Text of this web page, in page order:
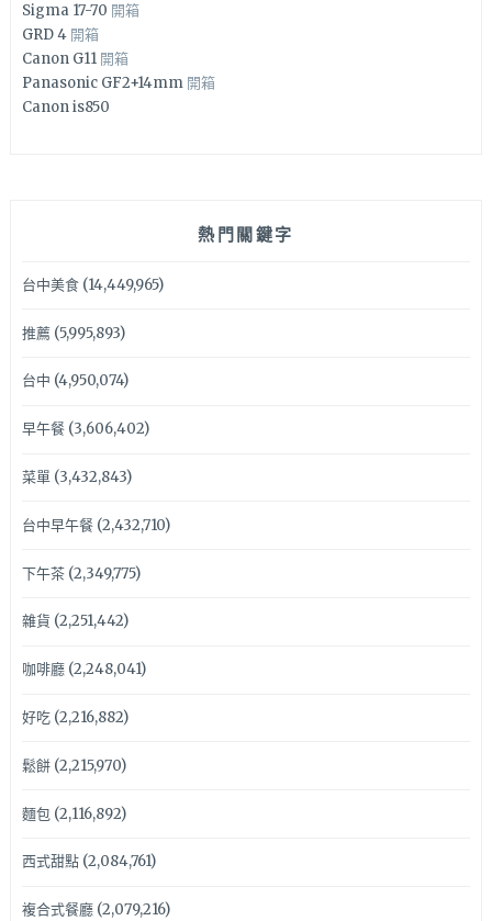
Sigma 17-70 開箱
GRD 4 開箱
Canon G11 開箱
Panasonic GF2+14mm 開箱
Canon is850
熱門關鍵字
台中美食(14,449,965)
推薦(5,995,893)
台中 (4,950,074)
早午餐(3,606,402)
菜單(3,432,843)
台中早午餐(2,432,710)
下午茶(2,349,775)
雜貨 (2,251,442)
咖啡廳(2,248,041)
好吃(2,216,882)
鬆餅(2,215,970)
麵包(2,116,892)
西式甜點(2,084,761)
複合式餐廳(2,079,216)